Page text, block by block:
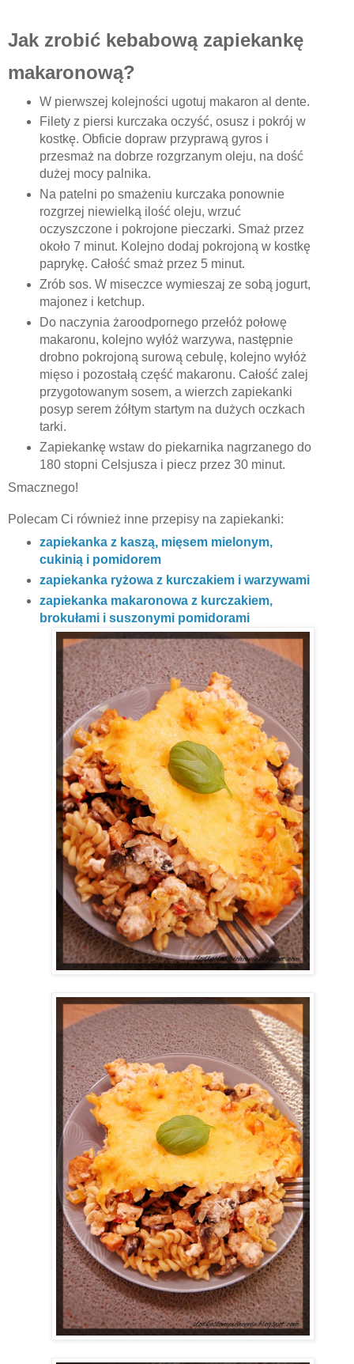
Jak zrobić kebabową zapiekankę
makaronową?
W pierwszej kolejności ugotuj makaron al dente.
Filety z piersi kurczaka oczyść, osusz i pokrój w
kostkę. Obficie dopraw przyprawą gyros i
przesmaż na dobrze rozgrzanym oleju, na dość
dużej mocy palnika.
Na patelni po smażeniu kurczaka ponownie
rozgrzej niewielką ilość oleju, wrzuć
oczyszczone i pokrojone pieczarki. Smaż przez
około 7 minut. Kolejno dodaj pokrojoną w kostkę
paprykę. Całość smaż przez 5 minut.
Zrób sos. W miseczce wymieszaj ze sobą jogurt,
majonez i ketchup.
Do naczynia żaroodpornego przełóż połowę
makaronu, kolejno wyłóż warzywa, następnie
drobno pokrojoną surową cebulę, kolejno wyłóż
mięso i pozostałą część makaronu. Całość zalej
przygotowanym sosem, a wierzch zapiekanki
posyp serem żółtym startym na dużych oczkach
tarki.
Zapiekankę wstaw do piekarnika nagrzanego do
180 stopni Celsjusza i piecz przez 30 minut.
Smacznego!
Polecam Ci również inne przepisy na zapiekanki:
zapiekanka z kaszą, mięsem mielonym,
cukinią i pomidorem
zapiekanka ryżowa z kurczakiem i warzywami
zapiekanka makaronowa z kurczakiem,
brokułami i suszonymi pomidorami